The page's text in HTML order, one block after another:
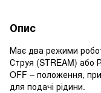
Опис
Має два режими
Струя (STREAM) або
OFF – положення,
для подачі рідини.